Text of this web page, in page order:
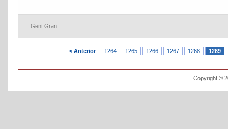
Gent Gran
< Anterior 1264 1265 1266 1267 1268 1269
Copyright ©